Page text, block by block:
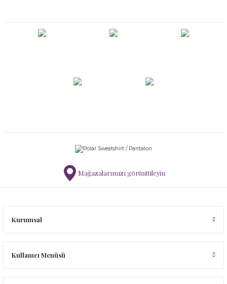
Mağazalarımızı görüntüleyin
Kurumsal
Kullanıcı Menüsü